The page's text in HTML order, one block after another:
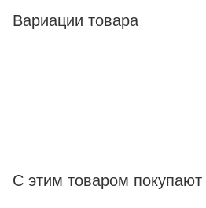
Вариации товара
С этим товаром покупают